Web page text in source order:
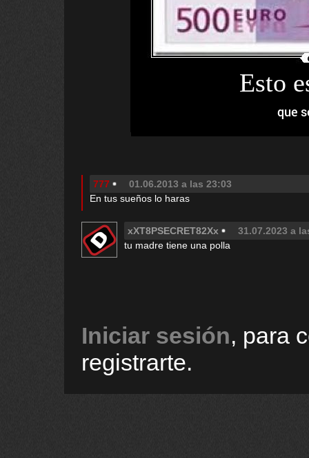
Esto
que
777
01.06.2013 a las 23:03
En tus sueños lo haras
xXT8PSECRET82Xx
31.07.2023 a
tu madre tiene una polla
Iniciar sesión, para
registrarte.